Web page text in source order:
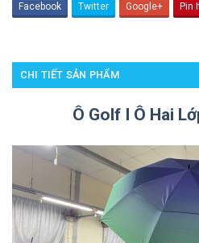
Facebook Twitter Google+ Pin
CHI TIẾT SẢN PHẨM
Ô Golf I Ô Hai